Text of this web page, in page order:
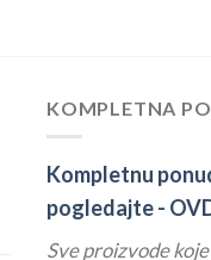
KOMPLETNA
Kompletnu
pogledajte -
Sve proizvode